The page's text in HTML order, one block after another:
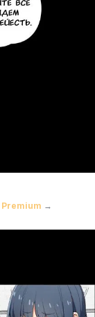
Premium →